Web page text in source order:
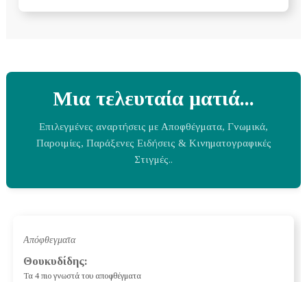
Μια τελευταία ματιά...
Επιλεγμένες αναρτήσεις με Αποφθέγματα, Γνωμικά,
Παροιμίες, Παράξενες Ειδήσεις & Κινηματογραφικές
Στιγμές..
Απόφθεγματα
Θουκυδίδης:
Τα 4 πιο γνωστά του αποφθέγματα